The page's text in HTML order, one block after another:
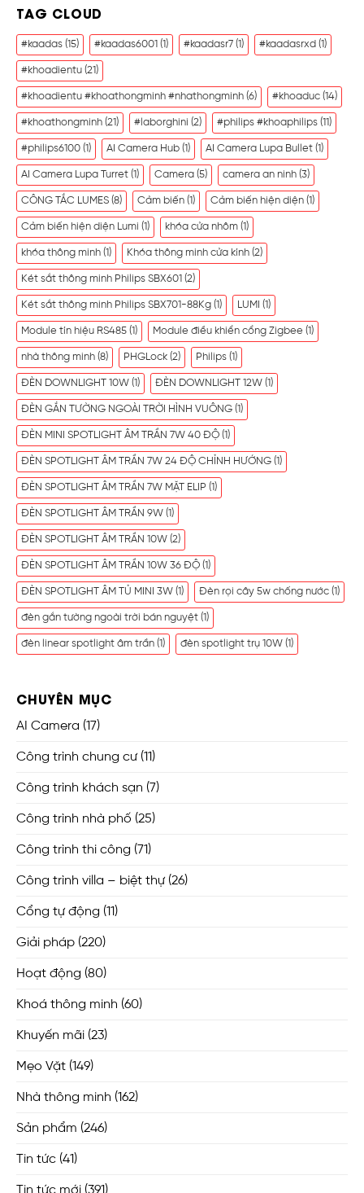
TAG CLOUD
#kaadas (15) #kaadas6001 (1) #kaadasr7 (1) #kaadasrxd (1)
#khoadientu (21)
#khoadientu #khoathongminh #nhathongminh (6) #khoaduc (14)
#khoathongminh (21) #laborghini (2) #philips #khoaphilips (11)
#philips6100 (1) AI Camera Hub (1) AI Camera Lupa Bullet (1)
AI Camera Lupa Turret (1) Camera (5) camera an ninh (3)
CÔNG TẮC LUMES (8) Cảm biến (1) Cảm biến hiện diện (1)
Cảm biến hiện diện Lumi (1) khóa cửa nhôm (1)
khóa thông minh (1) Khóa thông minh cửa kính (2)
Két sắt thông minh Philips SBX601 (2)
Két sắt thông minh Philips SBX701-88Kg (1) LUMI (1)
Module tín hiệu RS485 (1) Module điều khiển cổng Zigbee (1)
nhà thông minh (8) PHGLock (2) Philips (1)
ĐÈN DOWNLIGHT 10W (1) ĐÈN DOWNLIGHT 12W (1)
ĐÈN GẮN TƯỜNG NGOÀI TRỜI HÌNH VUÔNG (1)
ĐÈN MINI SPOTLIGHT ÂM TRẦN 7W 40 ĐỘ (1)
ĐÈN SPOTLIGHT ÂM TRẦN 7W 24 ĐỘ CHỈNH HƯỚNG (1)
ĐÈN SPOTLIGHT ÂM TRẦN 7W MẶT ELIP (1)
ĐÈN SPOTLIGHT ÂM TRẦN 9W (1)
ĐÈN SPOTLIGHT ÂM TRẦN 10W (2)
ĐÈN SPOTLIGHT ÂM TRẦN 10W 36 ĐỘ (1)
ĐÈN SPOTLIGHT ÂM TỦ MINI 3W (1) Đèn rọi cây 5w chống nước (1)
đèn gắn tường ngoài trời bán nguyệt (1)
đèn linear spotlight âm trần (1) đèn spotlight trụ 10W (1)
CHUYÊN MỤC
AI Camera (17)
Công trình chung cư(11)
Công trình khách sạn (7)
Công trình nhà phố (25)
Công trình thi công (71)
Công trình villa – biệt thự(26)
Cổng tự động (11)
Giải pháp (220)
Hoạt động (80)
Khoá thông minh (60)
Khuyến mãi (23)
Mẹo Vặt (149)
Nhà thông minh (162)
Sản phẩm (246)
Tin tức (41)
Tin tức mới (391)